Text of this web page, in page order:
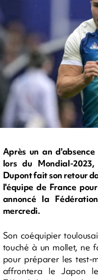
Après un an
lors du Mondial-
Dupont fait son retour
l'équipe de France
annoncé la
mercredi.
Son coéquipier
touché à un mollet, ne
pour préparer les test-
affrontera le Japon